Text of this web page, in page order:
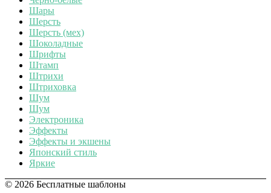
Шары
Шерсть
Шерсть (мех)
Шоколадные
Шрифты
Штамп
Штрихи
Штриховка
Шум
Шум
Электроника
Эффекты
Эффекты и экшены
Японский стиль
Яркие
© 2026 Бесплатные шаблоны